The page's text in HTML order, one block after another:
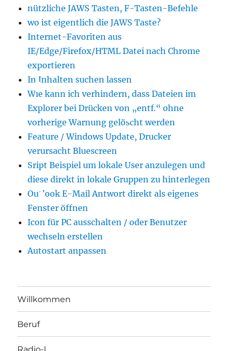
nützliche JAWS Tasten, F-Tasten-Befehle
wo ist eigentlich die JAWS Taste?
Internet-Favoriten aus
IE/Edge/Firefox/HTML Datei nach Chrome
exportieren
In Inhalten suchen lassen
Wie kann ich verhindern, dass Dateien im
Explorer bei Drücken von „entf.“ ohne
vorherige Warnung gelöscht werden
Feature / Windows Update, Drucker
verursacht Bluescreen
Sript Beispiel um lokale User anzulegen und
diese direkt in lokale Gruppen zu hinterlegen
Outlook E-Mail Antwort direkt als eigenes
Fenster öffnen
Icon für PC ausschalten / oder Benutzer
wechseln erstellen
Autostart anpassen
Willkommen
Beruf
Radio-L